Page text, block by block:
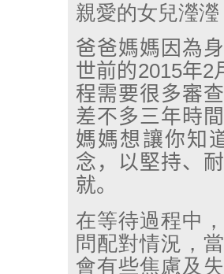
親愛的女兒瀅瀅
爸爸媽媽因為
世前的2015年2
程需要很多審
差不多三年時
媽媽想讓你知
念，以堅持、
就。
在等待過程中
問配對情況，
會有些焦慮及